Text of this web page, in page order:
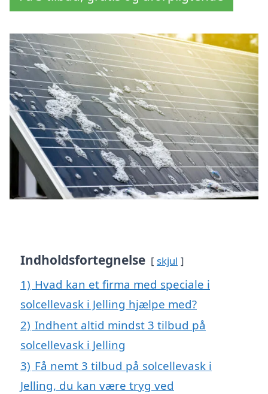
Indholdsfortegnelse skjul
1) Hvad kan et firma med speciale i
solcellevask i Jelling hjælpe med?
2) Indhent altid mindst 3 tilbud på
solcellevask i Jelling
3) Få nemt 3 tilbud på solcellevask i
Jelling, du kan være tryg ved